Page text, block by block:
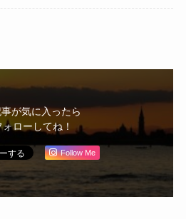
が気に入ったら
ォローしてね！
Follow Me